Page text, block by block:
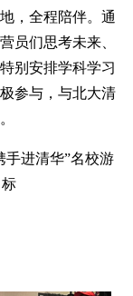
，全程陪伴。通
员们思考未来、
别安排学科学习
参与，与北大清
手进清华”名校游